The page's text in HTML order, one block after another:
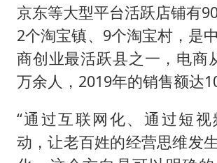
京东等大型平台活跃店铺有
2个淘宝镇、9个淘宝村，是
商创业最活跃县之一，电商
万余人，2019年的销售额达
“通过互联网化、通过短
动，让老百姓的经营思维发